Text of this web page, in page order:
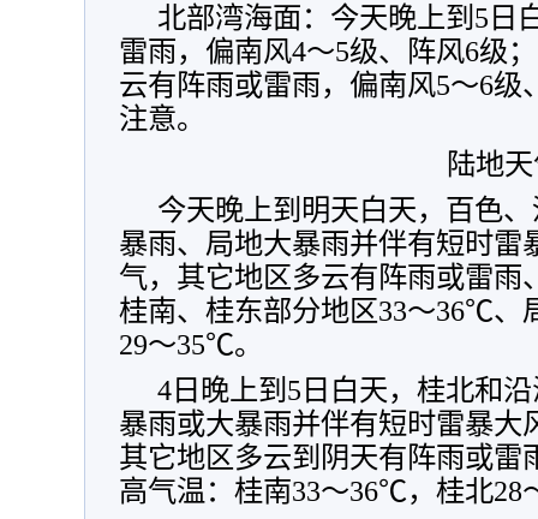
北部湾海面：今天晚上到5日
雷雨，偏南风4～5级、阵风6级
云有阵雨或雷雨，偏南风5～6级
注意。
陆地天
今天晚上到明天白天，百色
暴雨、局地大暴雨并伴有短时雷
气，其它地区多云有阵雨或雷雨
桂南、桂东部分地区33～36℃
29～35℃。
4日晚上到5日白天，桂北和
暴雨或大暴雨并伴有短时雷暴大
其它地区多云到阴天有阵雨或雷
高气温：桂南33～36℃，桂北28